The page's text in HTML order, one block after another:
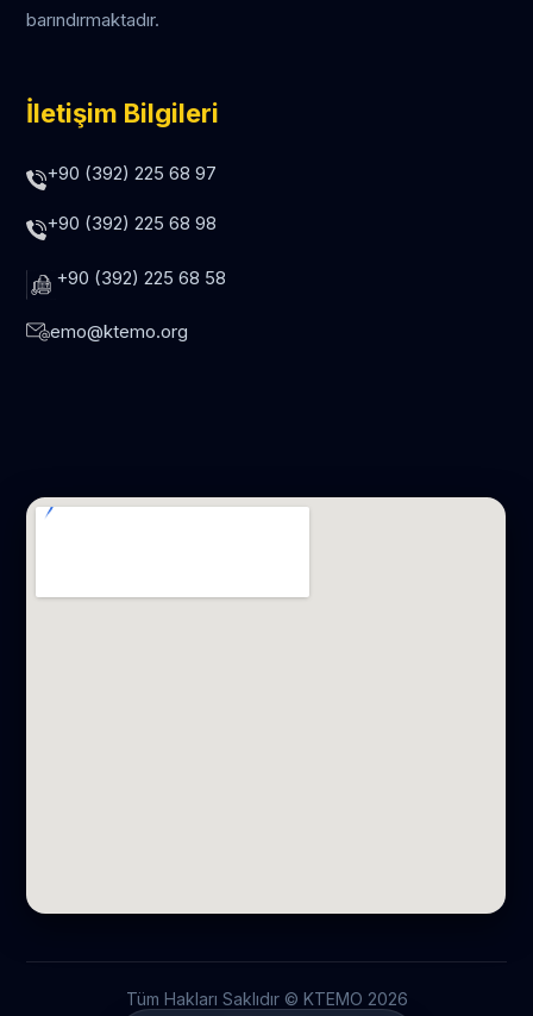
barındırmaktadır.
İletişim Bilgileri
+90 (392) 225 68 97
+90 (392) 225 68 98
+90 (392) 225 68 58
emo@ktemo.org
Tüm Hakları Saklıdır © KTEMO 2026